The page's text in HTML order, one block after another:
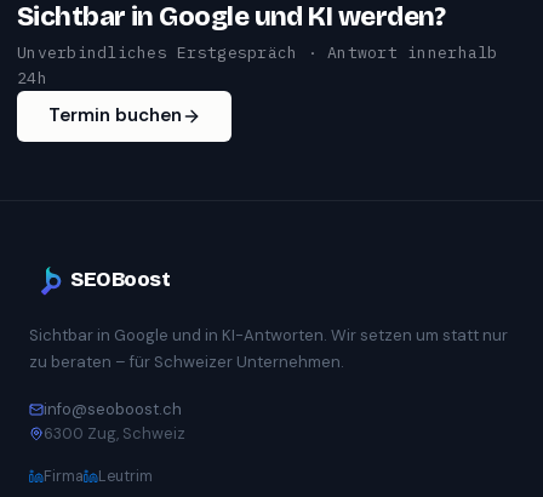
Sichtbar in Google und KI werden?
Unverbindliches Erstgespräch · Antwort innerhalb
24h
Termin buchen
SEOBoost
Sichtbar in Google und in KI-Antworten. Wir setzen um statt nur
zu beraten – für Schweizer Unternehmen.
info@seoboost.ch
6300 Zug, Schweiz
Firma Leutrim